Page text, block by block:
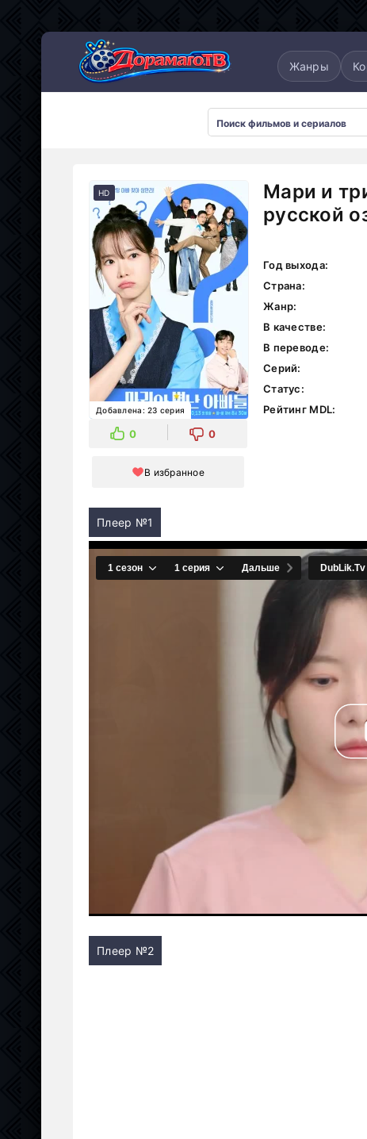
Жанры
HD
Добавлена: 23 серия
0 0
В избранное
Мари и
русской
Год выхода:
Страна:
Жанр:
В качестве:
В переводе:
Серий:
Статус:
Рейтинг MDL:
Плеер №1
Плеер №2
Дорамы 2025 Дорамы 2026